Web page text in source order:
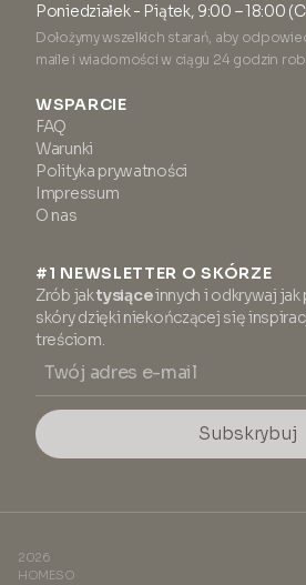
Poniedziałek - Piątek, 9:00 – 18:00
Dołożymy wszelkich starań, aby
maile i wiadomości w ciągu 24 godzin
WSPARCIE
FAQ
Warunki
Polityka prywatności
Impressum
O nas
#1 NEWSLETTER O SKÓRZE
Zrób jaktysiąceinnych i odkrywaj
skóry dzięki niekończącej się
treściom.
Subskrybuj
2026
HOMESO